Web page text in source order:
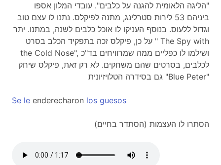
"הליגה הלאומית להגנה על כלבים". עובדי המלון אספו
ביניהם 53 לירות סטרלינג, מתנה לפיקלס. נתנו לו עצם טוב
וגדול ללעוס. בנוסף העניקו לו אוכל כלבים לשנה, במתנו. יתר
על כן, פיקלס זכה בתפקיד הכלב בסרט " The Spy with
the Cold Nose", ושילמו לו כפליים ממה שמרוויחים בד"כ
לכלבים, בסרטים שהם משחקים. לא רק זאת, פיקלס שיחק
גם בסידרה הטלויזיונית "Blue Peter"
Se le enderecharon los guesos
הסתרו לו העצמות (הסתדר בחיים)